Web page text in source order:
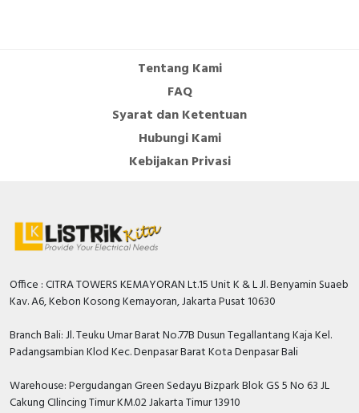
Tentang Kami
FAQ
Syarat dan Ketentuan
Hubungi Kami
Kebijakan Privasi
Office : CITRA TOWERS KEMAYORAN Lt.15 Unit K & L Jl. Benyamin Suaeb
Kav. A6, Kebon Kosong Kemayoran, Jakarta Pusat 10630
Branch Bali: Jl. Teuku Umar Barat No.77B Dusun Tegallantang Kaja Kel.
Padangsambian Klod Kec. Denpasar Barat Kota Denpasar Bali
Warehouse: Pergudangan Green Sedayu Bizpark Blok GS 5 No 63 JL
Cakung CIlincing Timur KM.02 Jakarta Timur 13910